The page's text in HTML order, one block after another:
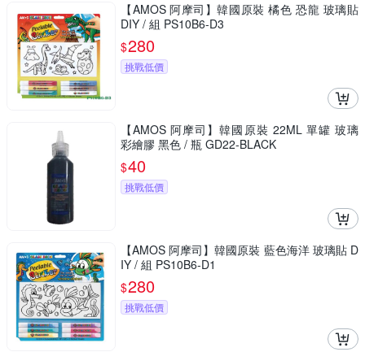
【AMOS 阿摩司】韓國原裝 橘色 恐龍 玻璃貼
DIY / 組 PS10B6-D3
$280
挑戰低價
【AMOS 阿摩司】韓國原裝 22ML 單罐 玻璃
彩繪膠 黑色 / 瓶 GD22-BLACK
$40
挑戰低價
【AMOS 阿摩司】韓國原裝 藍色海洋 玻璃貼 D
IY / 組 PS10B6-D1
$280
挑戰低價